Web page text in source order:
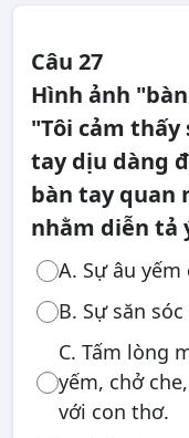
Câu 27
Hình ảnh
"Tôi cảm
tay dịu dàng
bàn tay quan
nhằm diễn tả
A. Sự âu
B. Sự săn
C. Tấm lòng
yếm, chở
với con thơ.